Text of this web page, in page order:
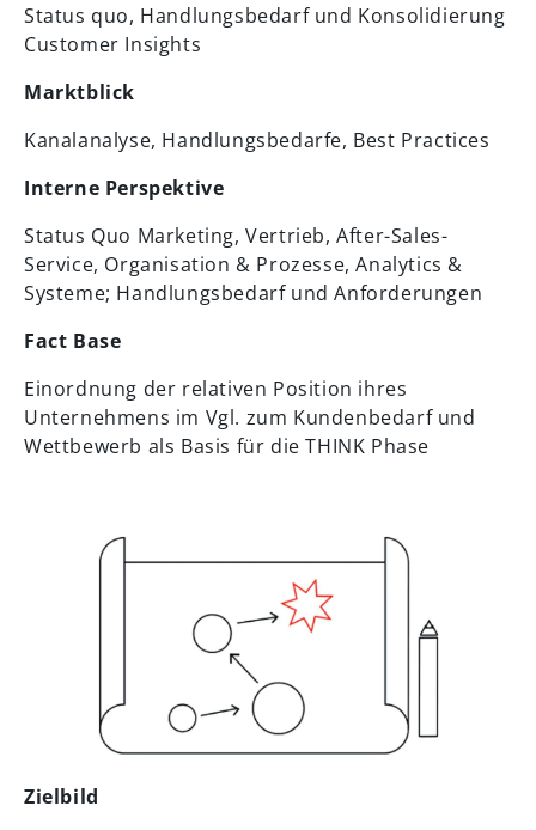
Status quo, Handlungsbedarf und Konsolidierung
Customer Insights
Marktblick
Kanalanalyse, Handlungsbedarfe, Best Practices
Interne Perspektive
Status Quo Marketing, Vertrieb, After-Sales-
Service, Organisation & Prozesse, Analytics &
Systeme; Handlungsbedarf und Anforderungen
Fact Base
Einordnung der relativen Position ihres
Unternehmens im Vgl. zum Kundenbedarf und
Wettbewerb als Basis für die THINK Phase
Zielbild